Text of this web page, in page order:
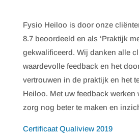
Fysio Heiloo is door onze
8.7 beoordeeld en als ‘Praktijk
gekwalificeerd. Wij danken alle
waardevolle feedback en het
vertrouwen in de praktijk en het
Heiloo. Met uw feedback werken
zorg nog beter te maken en
Certificaat Qualiview 2019